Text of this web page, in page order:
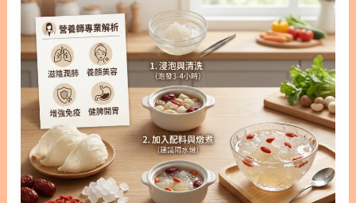
於痰濕體質。燕窩具有滋陰潤燥的特性，這類體質的
人食用後，可能會加重體內的濕氣與痰濁。建議先透
過日常飲食改善體質，或是請中醫師調理後再考慮食
用。 1.5. 腎功能不佳者 燕
會整理出燕窩孕婦禁忌與食用注意事項，幫助您在產
後這段珍貴的修復期，安心且聰明地寵愛自己。 隱
藏/顯示內容目錄 內容目錄 : 顯示/隱藏 1. 產後燕窩的
營養價值與保養優勢 1.1. 補充關鍵營養素：燕窩酸與
優質蛋白質 1.2. 表皮生長因子（EGF）與青春活力的
維持 2. 產後可以吃燕窩嗎？自然產與剖腹產的調理
時機 2.1. 自然產媽咪的食用時機建議 2.2. 剖腹產媽咪
的進補節奏 2.3. 哺乳期吃燕窩對寶寶的潛在益處 3.
冰
糖
窩：
3
步
驟
掌